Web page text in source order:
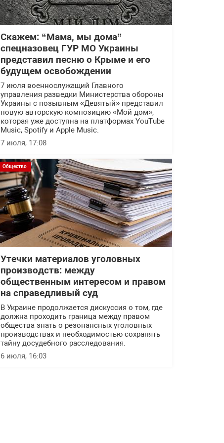
Скажем: “Мама, мы дома”
спецназовец ГУР МО Украины
представил песню о Крыме и его
будущем освобождении
7 июля военнослужащий Главного
управления разведки Министерства обороны
Украины с позывным «Девятый» представил
новую авторскую композицию «Мой дом»,
которая уже доступна на платформах YouTube
Music, Spotify и Apple Music.
7 июля, 17:08
Общество
Утечки материалов уголовных
производств: между
общественным интересом и правом
на справедливый суд
В Украине продолжается дискуссия о том, где
должна проходить граница между правом
общества знать о резонансных уголовных
производствах и необходимостью сохранять
тайну досудебного расследования.
6 июля, 16:03